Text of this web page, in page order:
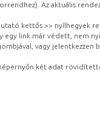
Az aktuális
kettős >> nyílhegyek
link már védett, nem
vagy
két adat